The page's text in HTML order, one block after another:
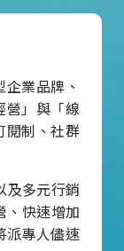
業品牌、
營」與「線
閱制、社群
及多元行銷
、快速增加
派專人儘速